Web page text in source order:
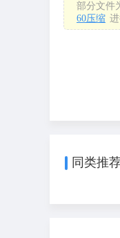
部分文件
60压缩
同类推